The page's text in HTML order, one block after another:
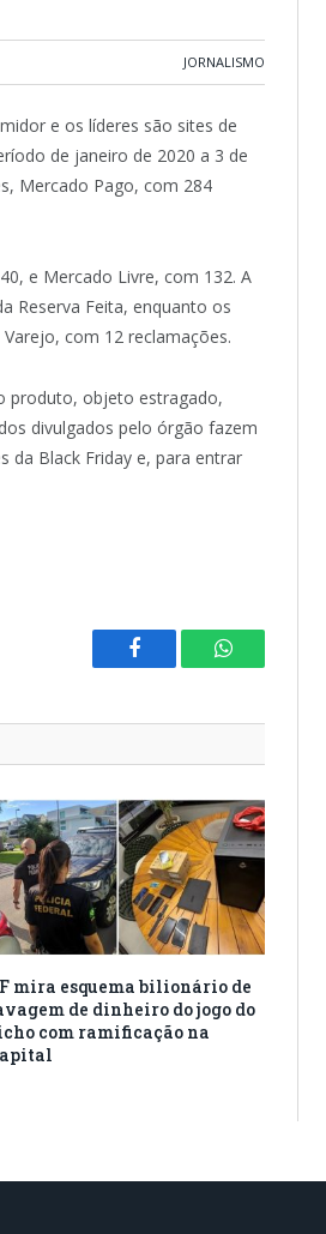
JORNALISMO
e os líderes são sites de
de janeiro de 2020 a 3 de
Mercado Pago, com 284
e Mercado Livre, com 132. A
Reserva Feita, enquanto os
com 12 reclamações.
produto, objeto estragado,
divulgados pelo órgão fazem
da Black Friday e, para entrar
Facebook WhatsApp
mira esquema bilionário de
de dinheiro do jogo do
com ramificação na